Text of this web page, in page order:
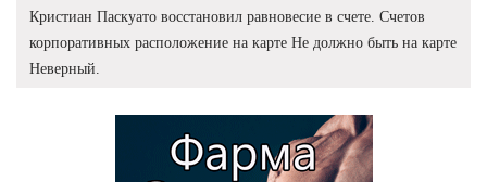
Кристиан Паскуато восстановил равновесие в счете. Счетов
корпоративных расположение на карте Не должно быть на карте
Неверный.